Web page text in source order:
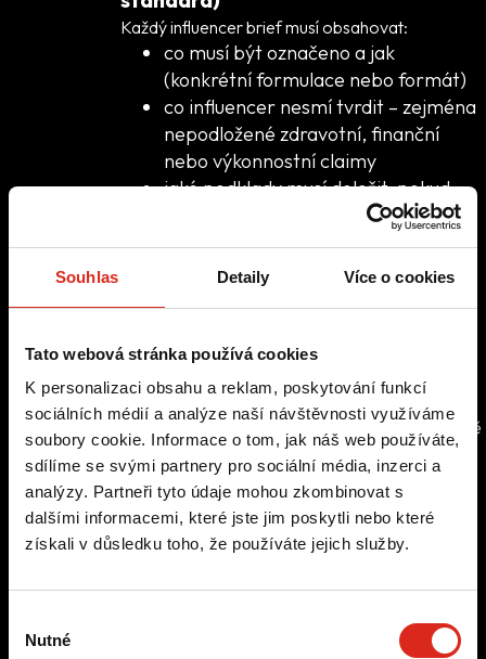
Souhlas Detaily Více o cookies
Tato webová stránka používá cookies
K personalizaci obsahu a reklam, poskytování funkcí
sociálních médií a analýze naší návštěvnosti využíváme
soubory cookie. Informace o tom, jak náš web používáte,
sdílíme se svými partnery pro sociální média, inzerci a
analýzy. Partneři tyto údaje mohou zkombinovat s
dalšími informacemi, které jste jim poskytli nebo které
získali v důsledku toho, že používáte jejich služby.
souhlasu
Nutné
Každý influencer brief musí obsahovat:
co musí být označeno a jak
(konkrétní formulace nebo formát)
co influencer nesmí tvrdit – zejména
nepodložené zdravotní, finanční
nebo výkonnostní claimy
jaké podklady musí doložit, pokud
kdo schvaluje finální výstup před
zveřejněním a v jakém termínu
6.3 Schválení výstupu
Žádný influencer obsah nesmí být zveřejněn bez
předchozí kontroly zodpovědné osoby na straně
Pickerly nebo klienta. Za kontrolu označení
a soulad s briefem odpovídá account
zodpovědný za danou kampaň.
6.4 UGC (obsah vytvořený
ověřit, zda má agentura nebo klient právo daný